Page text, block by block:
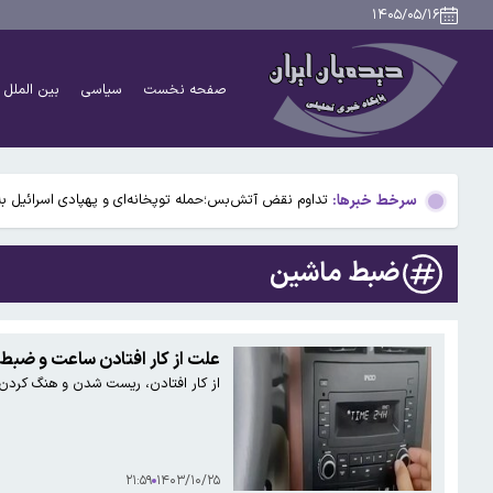
۱۴۰۵/۰۵/۱۶
صفحه نخست سیاسی بین الملل
سرخط خبرها:
آغاز ثبت‌نام‌ آزمون کارشناسی ارشد علوم پزشکی از فردا
عضو کمیسیون اصل نود مجلس: در صورت ادامه سیاست
اتحادیه اروپا ۵ فرد مرتبط با صنایع دفاعی روسیه را تحریم کرد
تداوم نقض آتش‌بس؛حمله توپخانه‌ای و پهپادی اسرائیل
آمریکا و اسرائیل سامانه «پیکان» را آزمایش کردند
عضو کمیسیون اصل نود مجلس: در صورت ادامه سیاست
اتحادیه اروپا ۵ فرد مرتبط با صنایع دفاعی روسیه را تحریم کرد
ضبط ماشین
علت از کار افتادن ساعت و
از کار افتادن، ریست شدن و هنگ
۱۴۰۳/۱۰/۲۵ ۲۱:۵۹